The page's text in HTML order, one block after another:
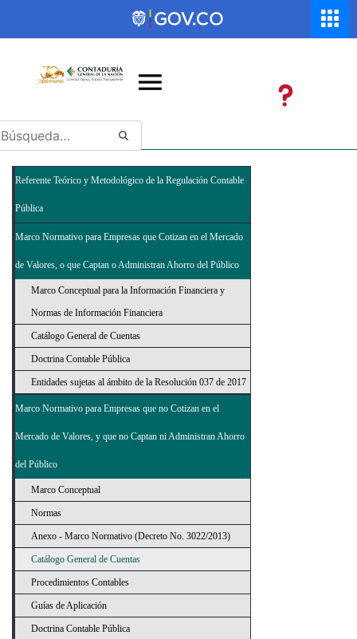
Saltar al contenido principal
Abrir menú de accesibilidad
Referente Teórico y Metodológico de la Regulación Contable
Pública
Marco Normativo para Empresas que Cotizan en el Mercado
de Valores, o que Captan o Administran Ahorro del Público
Marco Conceptual para la Información Financiera y
Normas de Información Financiera
Catálogo General de Cuentas
Doctrina Contable Pública
Entidades sujetas al ámbito de la Resolución 037 de 2017
Marco Normativo para Empresas que no Cotizan en el
Mercado de Valores, y que no Captan ni Administran Ahorro
del Público
Marco Conceptual
Normas
Anexo - Marco Normativo (Decreto No. 3022/2013)
Catálogo General de Cuentas
Procedimientos Contables
Guías de Aplicación
Doctrina Contable Pública